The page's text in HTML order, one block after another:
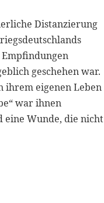
Distanzierung
geschehen war.
ihrem eigenen Leben
war ihnen
eine Wunde, die nicht